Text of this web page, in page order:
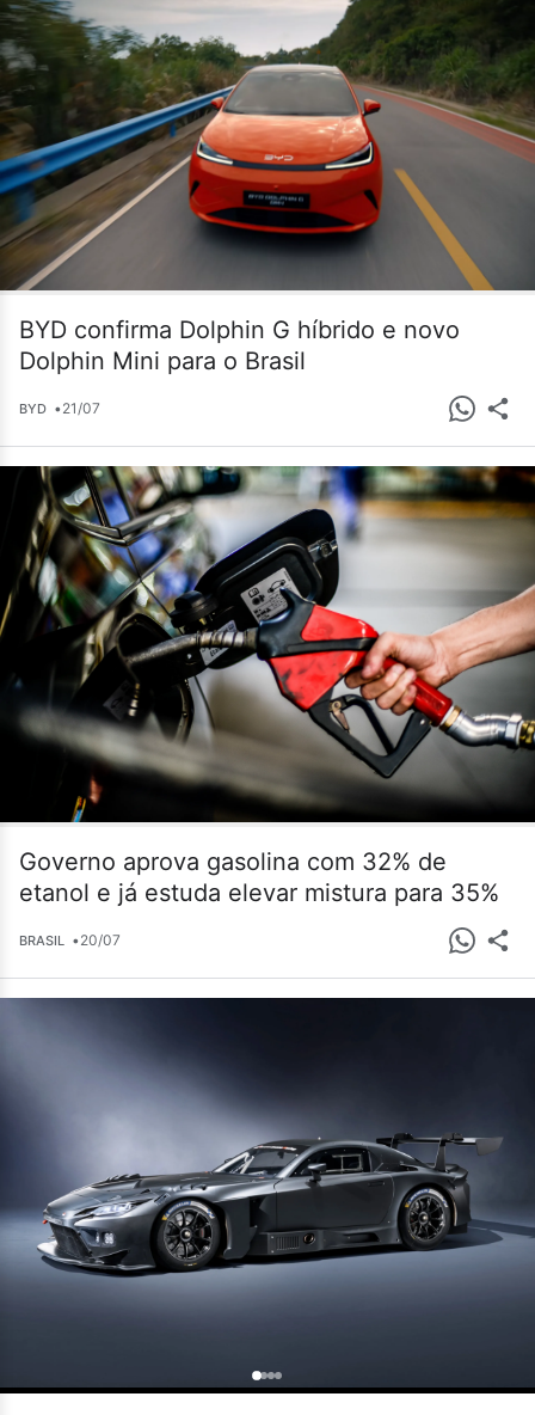
BYD confirma Dolphin G híbrido e novo
Dolphin Mini para o Brasil
BYD •21/07
Governo aprova gasolina com 32% de
etanol e já estuda elevar mistura para 35%
BRASIL •20/07